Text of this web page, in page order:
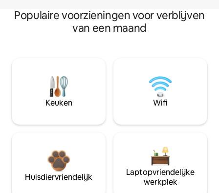
Populaire voorzieningen voor verblijven
van een maand
Keuken Wifi
Huisdiervriendelijk
Laptopvriendelijke
werkplek